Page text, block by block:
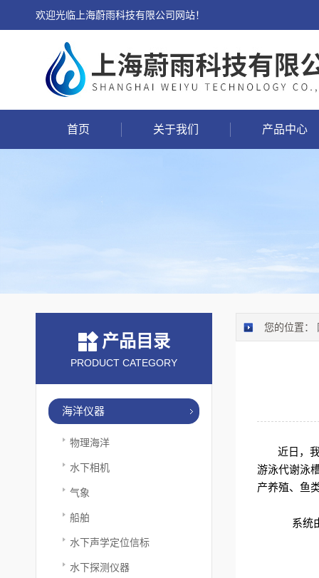
欢迎光临上海蔚雨科技有限公司网站！
首页 关于我们 产品中心
产品目录
PRODUCT CATEGORY
海洋仪器
物理海洋
水下相机
气象
船舶
水下声学定位信标
水下探测仪器
您的位置：
近日，
游泳代谢泳
产养殖、鱼
系统